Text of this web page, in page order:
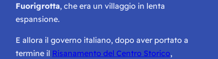
Fuorigrotta, che era un villaggio in lenta
espansione.
E allora il governo italiano, dopo aver portato a
termine il Risanamento del Centro Storico,